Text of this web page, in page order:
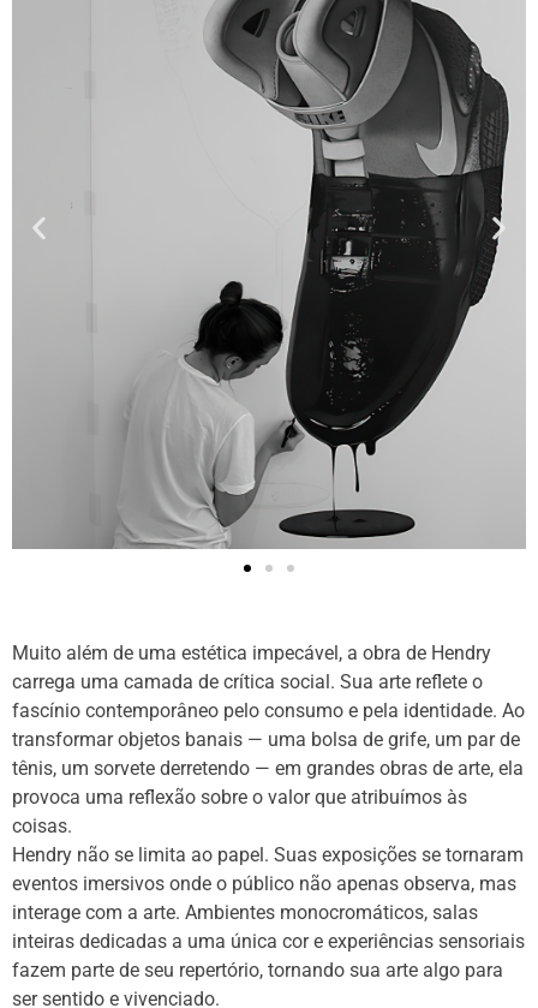
Muito além de uma estética impecável, a obra de Hendry
carrega uma camada de crítica social. Sua arte reflete o
fascínio contemporâneo pelo consumo e pela identidade. Ao
transformar objetos banais — uma bolsa de grife, um par de
tênis, um sorvete derretendo — em grandes obras de arte, ela
provoca uma reflexão sobre o valor que atribuímos às
coisas.
Hendry não se limita ao papel. Suas exposições se tornaram
eventos imersivos onde o público não apenas observa, mas
interage com a arte. Ambientes monocromáticos, salas
inteiras dedicadas a uma única cor e experiências sensoriais
fazem parte de seu repertório, tornando sua arte algo para
ser sentido e vivenciado.